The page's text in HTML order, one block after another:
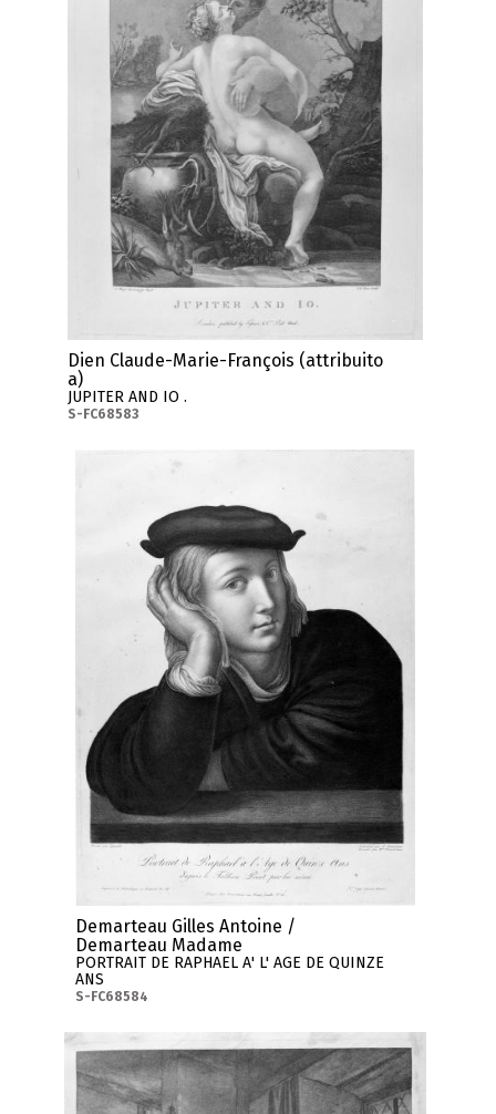
Dien Claude-Marie-François (attribuito
a)
JUPITER AND IO .
S-FC68583
Demarteau Gilles Antoine /
Demarteau Madame
PORTRAIT DE RAPHAEL A' L' AGE DE QUINZE
ANS
S-FC68584